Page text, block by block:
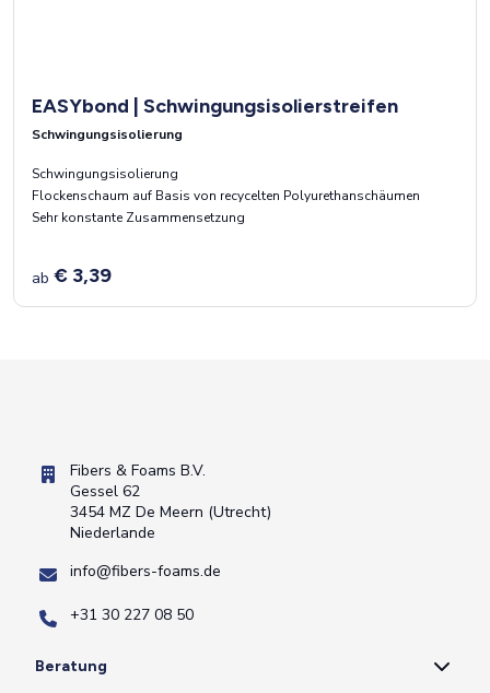
EASYbond | Schwingungsisolierstreifen
Schwingungsisolierung
Schwingungsisolierung
Flockenschaum auf Basis von recycelten Polyurethanschäumen
Sehr konstante Zusammensetzung
ab € 3,39
Fibers & Foams B.V.
Gessel 62
3454 MZ De Meern (Utrecht)
Niederlande
info@fibers-foams.de
+31 30 227 08 50
Beratung